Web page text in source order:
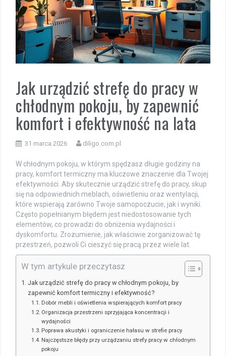
Jak urządzić strefę do pracy w
chłodnym pokoju, by zapewnić
komfort i efektywność na lata
31 marca 2026 diligo.com.pl
W chłodnym pokoju, w którym spędzasz długie godziny na
pracy, komfort termiczny ma kluczowe znaczenie dla Twojej
efektywności. Aby skutecznie urządzić strefę do pracy, skup
się na odpowiednich meblach, oświetleniu oraz wentylacji,
które wspierają zarówno Twoje samopoczucie, jak i wyniki.
Często popełnianym błędem jest niedostosowanie tych
elementów, co prowadzi do obniżenia wydajności i
dyskomfortu. Zrozumienie, jak właściwie zorganizować tę
przestrzeń, pozwoli Ci cieszyć się pracą przez wiele lat.
W tym artykule przeczytasz
Jak urządzić strefę do pracy w chłodnym pokoju, by
zapewnić komfort termiczny i efektywność?
Dobór mebli i oświetlenia wspierających komfort pracy
Organizacja przestrzeni sprzyjająca koncentracji i
wydajności
Poprawa akustyki i ograniczenie hałasu w strefie pracy
Najczęstsze błędy przy urządzaniu strefy pracy w chłodnym
pokoju